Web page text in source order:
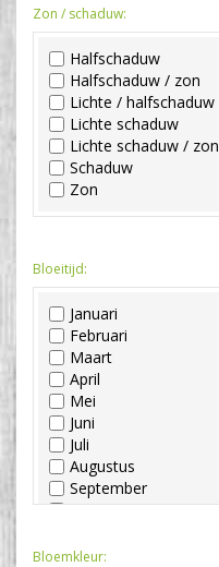
Zon / schaduw:
Halfschaduw
Halfschaduw / zon
Lichte / halfschaduw
Lichte schaduw
Lichte schaduw / zon
Schaduw
Zon
Bloeitijd:
Januari
Februari
Maart
April
Mei
Juni
Juli
Augustus
September
Oktober
December
Bloemkleur: